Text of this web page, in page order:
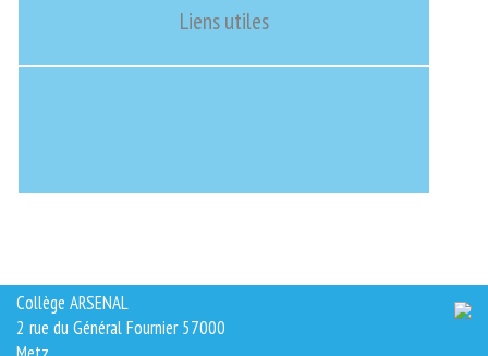
Liens utiles
Collège ARSENAL
2 rue du Général Fournier 57000